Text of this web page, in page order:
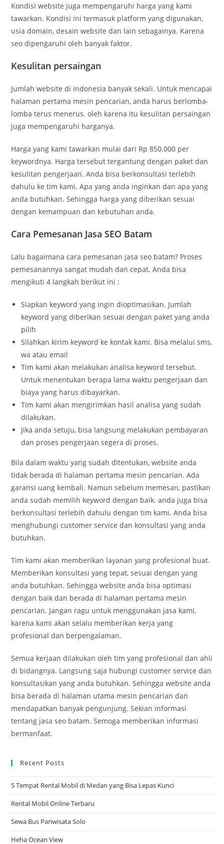
Kondisi website juga mempengaruhi harga yang kami
tawarkan. Kondisi ini termasuk platform yang digunakan,
usia domain, desain website dan lain sebagainya. Karena
seo dipengaruhi oleh banyak faktor.
Kesulitan persaingan
Jumlah website di indonesia banyak sekali. Untuk mencapai
halaman pertama mesin pencarian, anda harus berlomba-
lomba terus menerus. oleh karena itu kesulitan persaingan
juga mempengaruhi harganya.
Harga yang kami tawarkan mulai dari Rp 850.000 per
keywordnya. Harga tersebut tergantung dengan paket dan
kesulitan pengerjaan. Anda bisa berkonsultasi terlebih
dahulu ke tim kami. Apa yang anda inginkan dan apa yang
anda butuhkan. Sehingga harga yang diberikan sesuai
dengan kemampuan dan kebutuhan anda.
Cara Pemesanan Jasa SEO Batam
Lalu bagaimana cara pemesanan jasa seo batam? Proses
pemesanannya sangat mudah dan cepat. Anda bisa
mengikuti 4 langkah berikut ini :
Siapkan keyword yang ingin dioptimasikan. Jumlah
keyword yang diberikan sesuai dengan paket yang anda
pilih
Silahkan kirim keyword ke kontak kami. Bisa melalui sms,
wa atau email
Tim kami akan melakukan analisa keyword tersebut.
Untuk menentukan berapa lama waktu pengerjaan dan
biaya yang harus dibayarkan.
Tim kami akan mengirimkan hasil analisa yang sudah
dilakukan.
Jika anda setuju, bisa langsung melakukan pembayaran
dan proses pengerjaan segera di proses.
Bila dalam waktu yang sudah ditentukan, website anda
tidak berada di halaman pertama mesin pencarian. Ada
garansi uang kembali. Namun sebelum memesan, pastikan
anda sudah memilih keyword dengan baik. anda juga bisa
berkonsultasi terlebih dahulu dengan tim kami. Anda bisa
menghubungi customer service dan konsultasi yang anda
butuhkan.
Tim kami akan memberikan layanan yang profesional buat.
Memberikan konsultasi yang tepat, sesuai dengan yang
anda butuhkan. Sehingga website anda bisa optimasi
dengan baik dan berada di halaman pertama mesin
pencarian. Jangan ragu untuk menggunakan jasa kami,
karena kami akan selalu memberikan kerja yang
profesional dan berpengalaman.
Semua kerjaan dilakukan oleh tim yang profesional dan ahli
di bidangnya. Langsung saja hubungi customer service dan
konsultasikan yang anda butuhkan. Sehingga website anda
bisa berada di halaman utama mesin pencarian dan
mendapatkan banyak pengunjung. Sekian informasi
tentang jasa seo batam. Semoga memberikan informasi
bermanfaat.
Recent Posts
5 Tempat Rental Mobil di Medan yang Bisa Lepas Kunci
Rental Mobil Online Terbaru
Sewa Bus Pariwisata Solo
Heha Ocean View